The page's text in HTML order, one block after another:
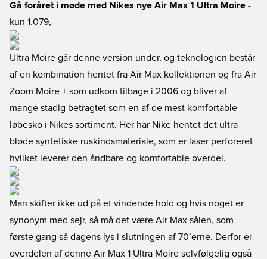
Gå foråret i møde med Nikes nye Air Max 1 Ultra Moire -
kun 1.079,-
Ultra Moire går denne version under, og teknologien består
af en kombination hentet fra Air Max kollektionen og fra Air
Zoom Moire + som udkom tilbage i 2006 og bliver af
mange stadig betragtet som en af de mest komfortable
løbesko i Nikes sortiment. Her har Nike hentet det ultra
bløde syntetiske ruskindsmateriale, som er laser perforeret
hvilket leverer den åndbare og komfortable overdel.
Man skifter ikke ud på et vindende hold og hvis noget er
synonym med sejr, så må det være Air Max sålen, som
første gang så dagens lys i slutningen af 70’erne. Derfor er
overdelen af denne Air Max 1 Ultra Moire selvfølgelig også